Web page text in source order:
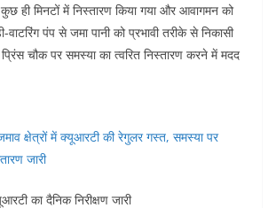
ही मिनटों में निस्तारण किया गया और आवागमन को
पंप से जमा पानी को प्रभावी तरीके से निकासी
चौक पर समस्या का त्वरित निस्तारण करने में मदद
क्षेत्रों में क्यूआरटी की रेगुलर गस्त, समस्या पर
जारी
का दैनिक निरीक्षण जारी